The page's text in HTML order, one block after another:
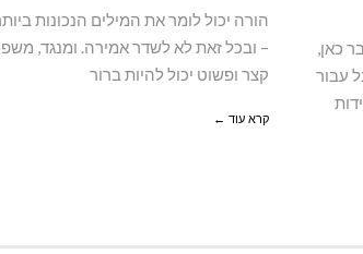
כאן,
עבור
הורה יכול לומר את המילים הנכונות
– ובכל זאת לא לשדר אמירה. ומנגד,
קצר ופשוט יכול להיות ברור
קרא עוד ←